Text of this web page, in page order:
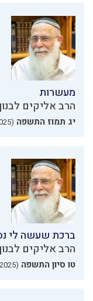
מעשרות
הרב אליקים
יג תמוז התשפה (09.07.2025)
ברכת שעשה לי
הרב אליקים
טו סיון התשפה (11.06.2025)